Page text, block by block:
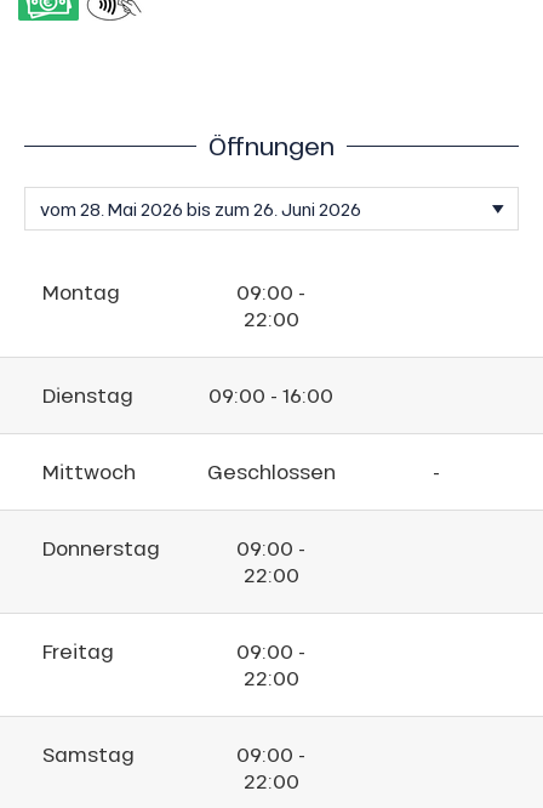
Öffnungen
Montag
09:00 -
22:00
Dienstag 09:00 - 16:00
Mittwoch Geschlossen -
Donnerstag
09:00 -
22:00
Freitag
09:00 -
22:00
Samstag
09:00 -
22:00